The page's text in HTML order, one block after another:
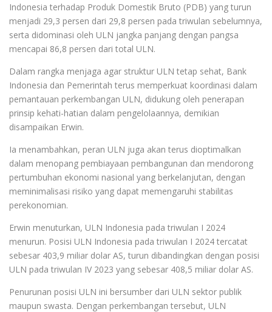
Indonesia terhadap Produk Domestik Bruto (PDB) yang turun
menjadi 29,3 persen dari 29,8 persen pada triwulan sebelumnya,
serta didominasi oleh ULN jangka panjang dengan pangsa
mencapai 86,8 persen dari total ULN.
Dalam rangka menjaga agar struktur ULN tetap sehat, Bank
Indonesia dan Pemerintah terus memperkuat koordinasi dalam
pemantauan perkembangan ULN, didukung oleh penerapan
prinsip kehati-hatian dalam pengelolaannya, demikian
disampaikan Erwin.
Ia menambahkan, peran ULN juga akan terus dioptimalkan
dalam menopang pembiayaan pembangunan dan mendorong
pertumbuhan ekonomi nasional yang berkelanjutan, dengan
meminimalisasi risiko yang dapat memengaruhi stabilitas
perekonomian.
Erwin menuturkan, ULN Indonesia pada triwulan I 2024
menurun. Posisi ULN Indonesia pada triwulan I 2024 tercatat
sebesar 403,9 miliar dolar AS, turun dibandingkan dengan posisi
ULN pada triwulan IV 2023 yang sebesar 408,5 miliar dolar AS.
Penurunan posisi ULN ini bersumber dari ULN sektor publik
maupun swasta. Dengan perkembangan tersebut, ULN